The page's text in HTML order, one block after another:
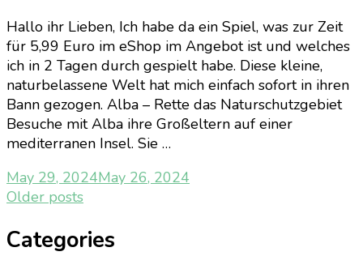
Hallo ihr Lieben, Ich habe da ein Spiel, was zur Zeit
für 5,99 Euro im eShop im Angebot ist und welches
ich in 2 Tagen durch gespielt habe. Diese kleine,
naturbelassene Welt hat mich einfach sofort in ihren
Bann gezogen. Alba – Rette das Naturschutzgebiet
Besuche mit Alba ihre Großeltern auf einer
mediterranen Insel. Sie …
May 29, 2024May 26, 2024
Posts
navigation
Older posts
Categories